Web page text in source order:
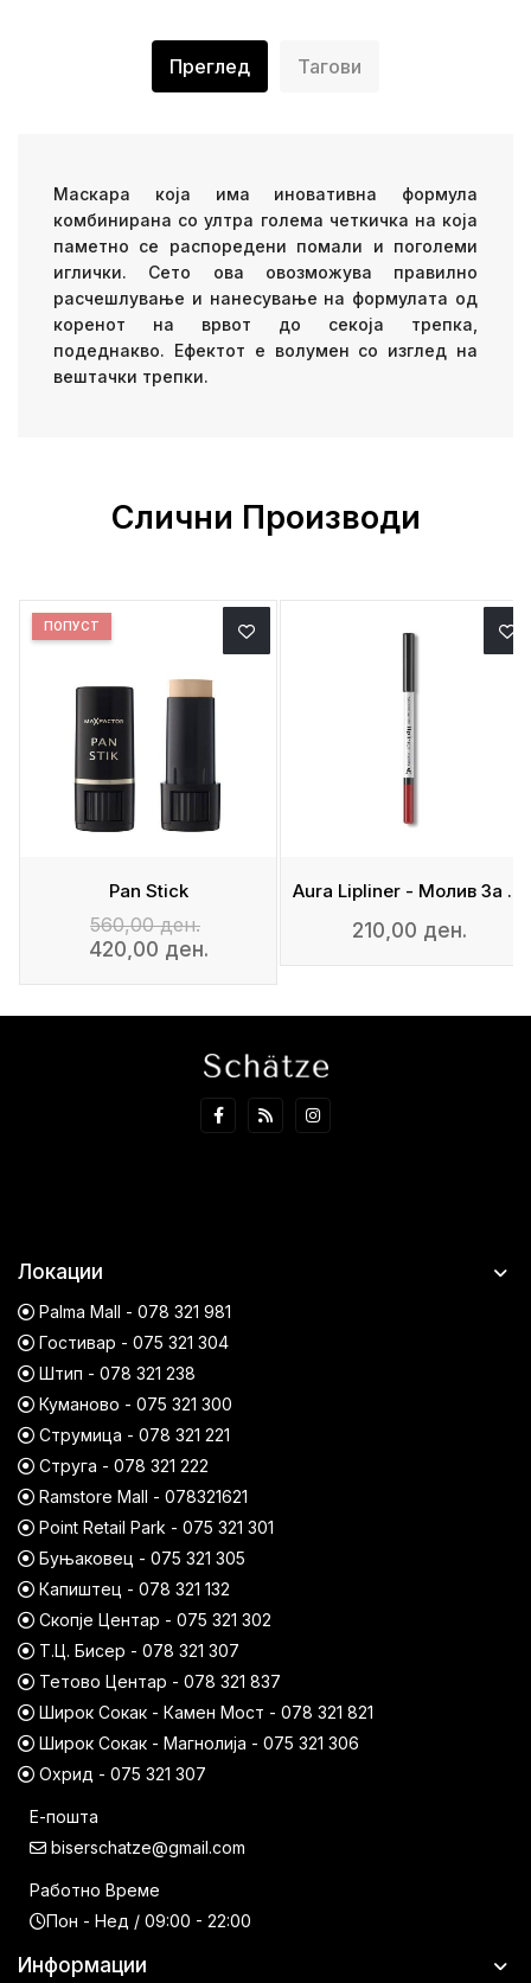
Преглед Тагови
Маскара која има иновативна формула
комбинирана со ултра голема четкичка на која
паметно се распоредени помали и поголеми
иглички. Сето ова овозможува правилно
расчешлување и нанесување на формулата од
коренот на врвот до секоја трепка,
подеднакво. Ефектот е волумен со изглед на
вештачки трепки.
Слични Производи
Pan Stick
ПОПУСТ
560,00 ден.
420,00 ден.
Aura Lipliner - Молив За Усни
210,00 ден.
Локации
Palma Mall - 078 321 981
Гостивар - 075 321 304
Штип - 078 321 238
Куманово - 075 321 300
Струмица - 078 321 221
Струга - 078 321 222
Ramstore Mall - 078321621
Point Retail Park - 075 321 301
Буњаковец - 075 321 305
Капиштец - 078 321 132
Скопје Центар - 075 321 302
Т.Ц. Бисер - 078 321 307
Тетово Центар - 078 321 837
Широк Сокак - Камен Мост - 078 321 821
Широк Сокак - Магнолија - 075 321 306
Охрид - 075 321 307
Е-пошта
biserschatze@gmail.com
Работно Време
Пон - Нед / 09:00 - 22:00
Информации